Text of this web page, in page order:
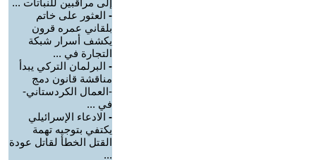
إلى مراقبين للنباتات ...
- العثور على خاتم
بلقاني عمره قرون
يكشف أسرار شبكة
التجارة في ...
- البرلمان التركي يبدأ
مناقشة قانون دمج
-العمال الكردستاني-
في ...
- الادعاء الإسرائيلي
يكتفي بتوجيه تهمة
القتل الخطأ لقاتل عودة
...